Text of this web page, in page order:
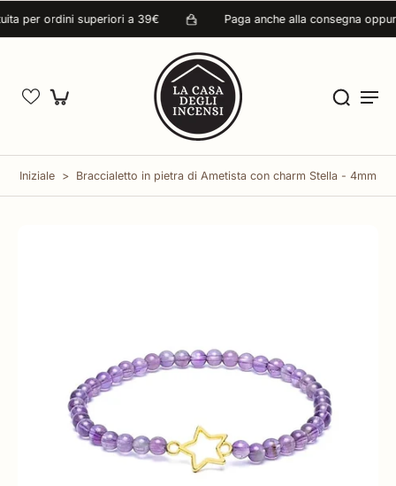
per ordini superiori a 39€ Paga anche alla consegna
Iniziale > Braccialetto in pietra di Ametista con charm Stella - 4mm